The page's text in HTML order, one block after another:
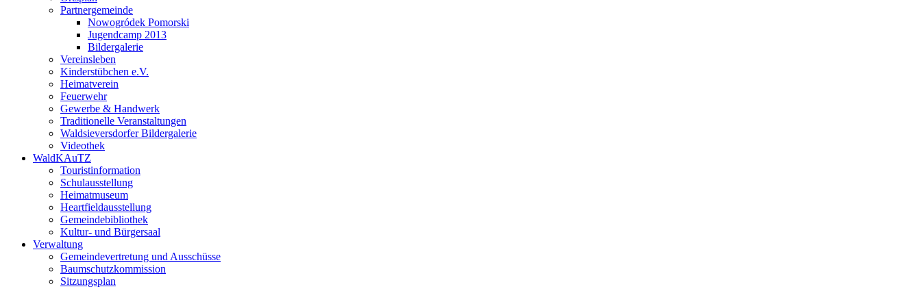
Partnergemeinde
Nowogródek Pomorski
Jugendcamp 2013
Bildergalerie
Vereinsleben
Kinderstübchen e.V.
Heimatverein
Feuerwehr
Gewerbe & Handwerk
Traditionelle Veranstaltungen
Waldsieversdorfer Bildergalerie
Videothek
WaldKAuTZ
Touristinformation
Schulausstellung
Heimatmuseum
Heartfieldausstellung
Gemeindebibliothek
Kultur- und Bürgersaal
Verwaltung
Gemeindevertretung und Ausschüsse
Baumschutzkommission
Sitzungsplan